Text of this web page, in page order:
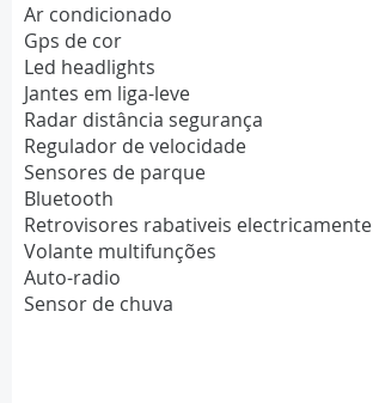
Ar condicionado
Gps de cor
Led headlights
Jantes em liga-leve
Radar distância segurança
Regulador de velocidade
Sensores de parque
Bluetooth
Retrovisores rabativeis electricamente
Volante multifunções
Auto-radio
Sensor de chuva